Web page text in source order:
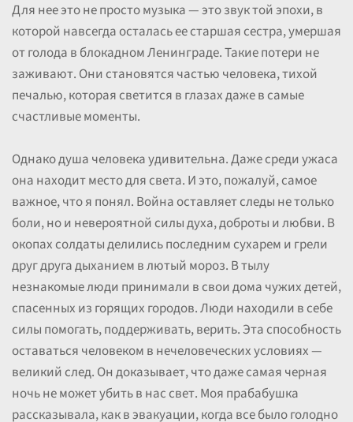
Для нее это не просто музыка — это звук той эпохи, в
которой навсегда осталась ее старшая сестра, умершая
от голода в блокадном Ленинграде. Такие потери не
заживают. Они становятся частью человека, тихой
печалью, которая светится в глазах даже в самые
счастливые моменты.
Однако душа человека удивительна. Даже среди ужаса
она находит место для света. И это, пожалуй, самое
важное, что я понял. Война оставляет следы не только
боли, но и невероятной силы духа, доброты и любви. В
окопах солдаты делились последним сухарем и грели
друг друга дыханием в лютый мороз. В тылу
незнакомые люди принимали в свои дома чужих детей,
спасенных из горящих городов. Люди находили в себе
силы помогать, поддерживать, верить. Эта способность
оставаться человеком в нечеловеческих условиях —
великий след. Он доказывает, что даже самая черная
ночь не может убить в нас свет. Моя прабабушка
рассказывала, как в эвакуации, когда все было голодно